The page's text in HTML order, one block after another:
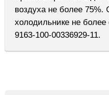
воздуха не более 75%.
холодильнике не
9163-100-00336929-11.